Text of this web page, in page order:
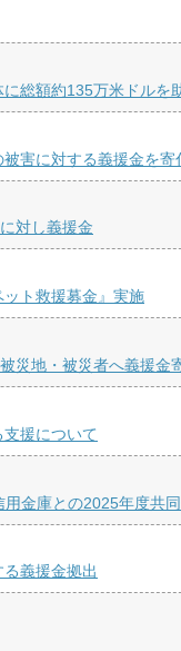
総額約135万米ドルを
害に対する義援金を寄
対し義援金
ト救援募金』実施
災地・被災者へ義援金
援について
金庫との2025年度共
義援金拠出